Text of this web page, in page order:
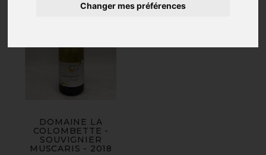
Changer mes préférences
DOMAINE LA
COLOMBETTE -
SOUVIGNIER
MUSCARIS - 2018